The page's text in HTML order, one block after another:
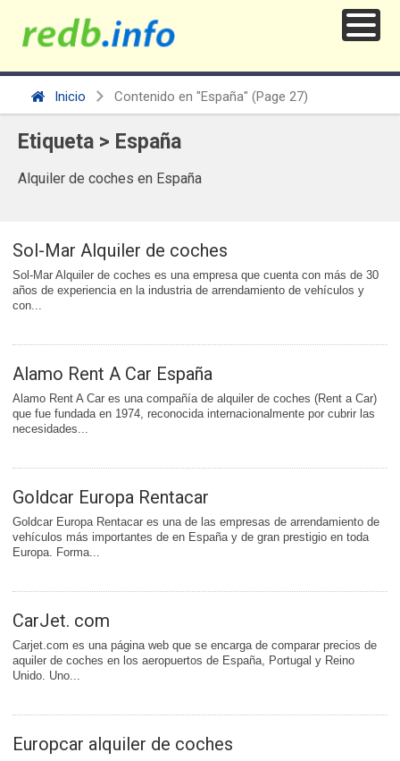
Inicio Contenido en "España" (Page 27)
Etiqueta > España
Alquiler de coches en España
Sol-Mar Alquiler de coches
Sol-Mar Alquiler de coches es una empresa que cuenta con más de 30
años de experiencia en la industria de arrendamiento de vehículos y
con...
Alamo Rent A Car España
Alamo Rent A Car es una compañía de alquiler de coches (Rent a Car)
que fue fundada en 1974, reconocida internacionalmente por cubrir las
necesidades...
Goldcar Europa Rentacar
Goldcar Europa Rentacar es una de las empresas de arrendamiento de
vehículos más importantes de en España y de gran prestigio en toda
Europa. Forma...
CarJet. com
Carjet.com es una página web que se encarga de comparar precios de
aquiler de coches en los aeropuertos de España, Portugal y Reino
Unido. Uno...
Europcar alquiler de coches